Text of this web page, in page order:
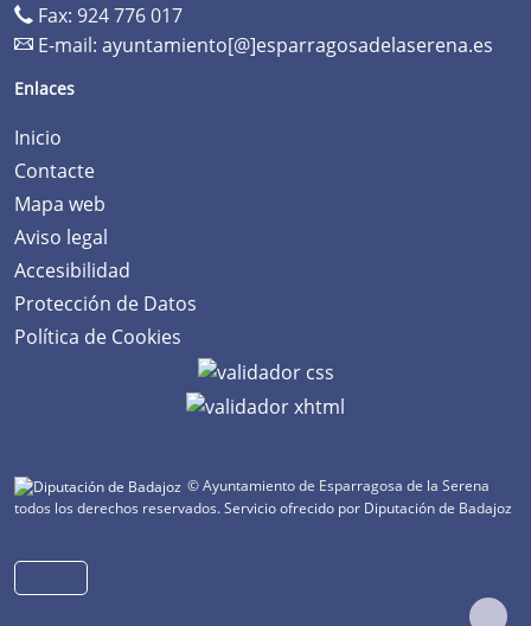
Fax: 924 776 017
E-mail: ayuntamiento[@]esparragosadelaserena.es
Enlaces
Inicio
Contacte
Mapa web
Aviso legal
Accesibilidad
Protección de Datos
Política de Cookies
© Ayuntamiento de Esparragosa de la Serena
todos los derechos reservados.Servicio ofrecido por Diputación de Badajoz